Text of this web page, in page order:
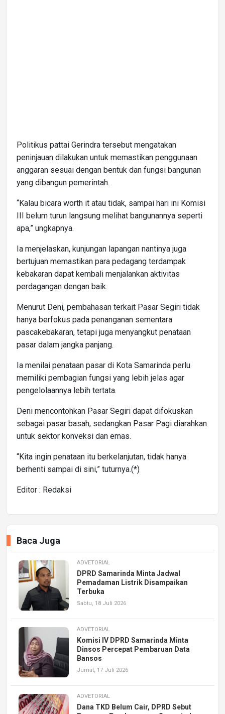
Politikus pattai Gerindra tersebut mengatakan
peninjauan dilakukan untuk memastikan penggunaan
anggaran sesuai dengan bentuk dan fungsi bangunan
yang dibangun pemerintah.
“Kalau bicara worth it atau tidak, sampai hari ini Komisi
III belum turun langsung melihat bangunannya seperti
apa,” ungkapnya.
Ia menjelaskan, kunjungan lapangan nantinya juga
bertujuan memastikan para pedagang terdampak
kebakaran dapat kembali menjalankan aktivitas
perdagangan dengan baik.
Menurut Deni, pembahasan terkait Pasar Segiri tidak
hanya berfokus pada penanganan sementara
pascakebakaran, tetapi juga menyangkut penataan
pasar dalam jangka panjang.
Ia menilai penataan pasar di Kota Samarinda perlu
memiliki pembagian fungsi yang lebih jelas agar
pengelolaannya lebih tertata.
Deni mencontohkan Pasar Segiri dapat difokuskan
sebagai pasar basah, sedangkan Pasar Pagi diarahkan
untuk sektor konveksi dan emas.
“Kita ingin penataan itu berkelanjutan, tidak hanya
berhenti sampai di sini,” tuturnya.(*)
Editor : Redaksi
Baca Juga
ADVETORIAL
DPRD Samarinda Minta Jadwal
Pemadaman Listrik Disampaikan
Terbuka
Sabtu, 18 Juli 2026
ADVETORIAL
Komisi IV DPRD Samarinda Minta
Dinsos Percepat Pembaruan Data
Bansos
Jumat, 17 Juli 2026
ADVETORIAL
Dana TKD Belum Cair, DPRD Sebut